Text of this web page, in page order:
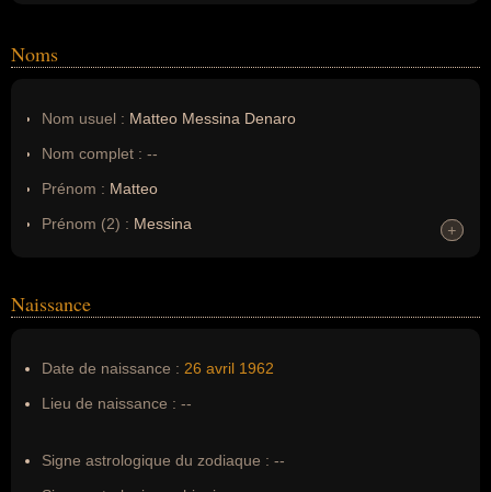
Noms
Nom usuel : Matteo Messina Denaro
Nom complet : --
Prénom : Matteo
Prénom (2) : Messina
Erreurs d'écriture : --
+
+
Naissance
Date de naissance : 26 avril 1962
Lieu de naissance : --
Signe astrologique du zodiaque : --